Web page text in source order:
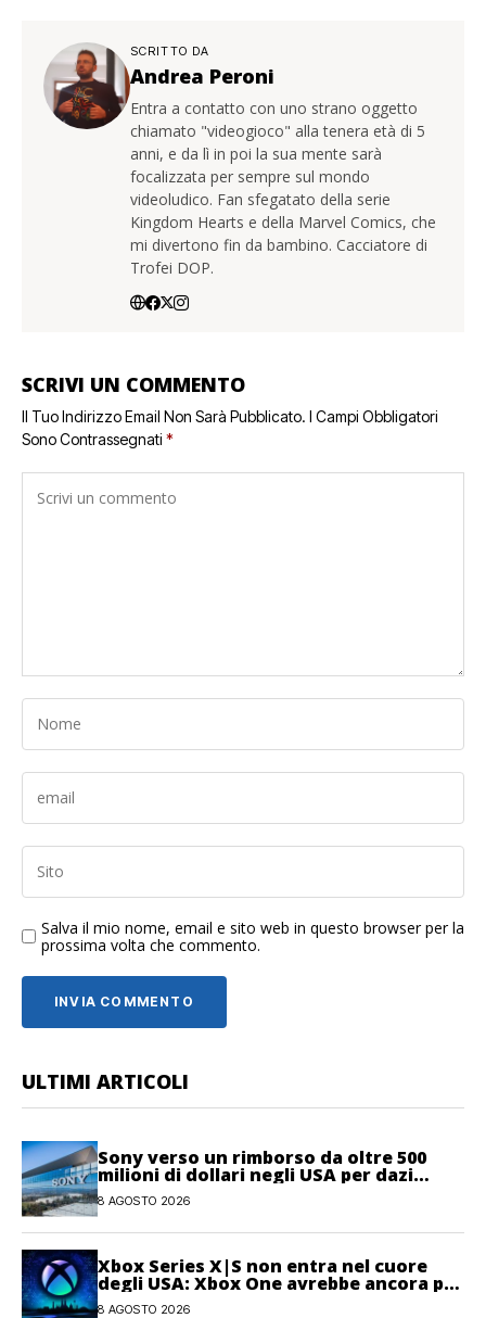
SCRITTO DA
Andrea Peroni
Entra a contatto con uno strano oggetto
chiamato "videogioco" alla tenera età di 5
anni, e da lì in poi la sua mente sarà
focalizzata per sempre sul mondo
videoludico. Fan sfegatato della serie
Kingdom Hearts e della Marvel Comics, che
mi divertono fin da bambino. Cacciatore di
Trofei DOP.
SCRIVI UN COMMENTO
Il Tuo Indirizzo Email Non Sarà Pubblicato. I Campi Obbligatori
Sono Contrassegnati *
Salva il mio nome, email e sito web in questo browser per la
prossima volta che commento.
ULTIMI ARTICOLI
Sony verso un rimborso da oltre 500
milioni di dollari negli USA per dazi
illegittimi
8 AGOSTO 2026
Xbox Series X|S non entra nel cuore
degli USA: Xbox One avrebbe ancora più
giocatori attivi
8 AGOSTO 2026